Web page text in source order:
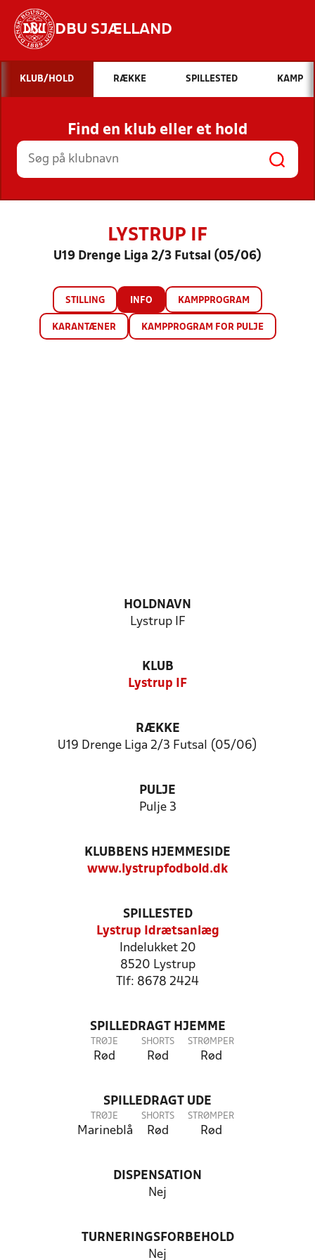
DBU SJÆLLAND
Hvad vil du søge efter?
INDHOLD OG NYHEDER
STILLINGER, RESULTATER, KLUBBER OG
HOLD
KLUB/HOLD RÆKKE SPILLESTED KAMP
Find en klub eller et hold
LYSTRUP IF
U19 Drenge Liga 2/3 Futsal (05/06)
STILLING INFO KAMPPROGRAM
KARANTÆNER KAMPPROGRAM FOR PULJE
HOLDNAVN
Lystrup IF
KLUB
Lystrup IF
RÆKKE
U19 Drenge Liga 2/3 Futsal (05/06)
PULJE
Pulje 3
KLUBBENS HJEMMESIDE
www.lystrupfodbold.dk
SPILLESTED
Lystrup Idrætsanlæg
Indelukket 20
8520 Lystrup
Tlf: 8678 2424
SPILLEDRAGT HJEMME
TRØJE
Rød
SHORTS
Rød
STRØMPER
Rød
SPILLEDRAGT UDE
TRØJE
Marineblå
SHORTS
Rød
STRØMPER
Rød
DISPENSATION
Nej
TURNERINGSFORBEHOLD
Nej